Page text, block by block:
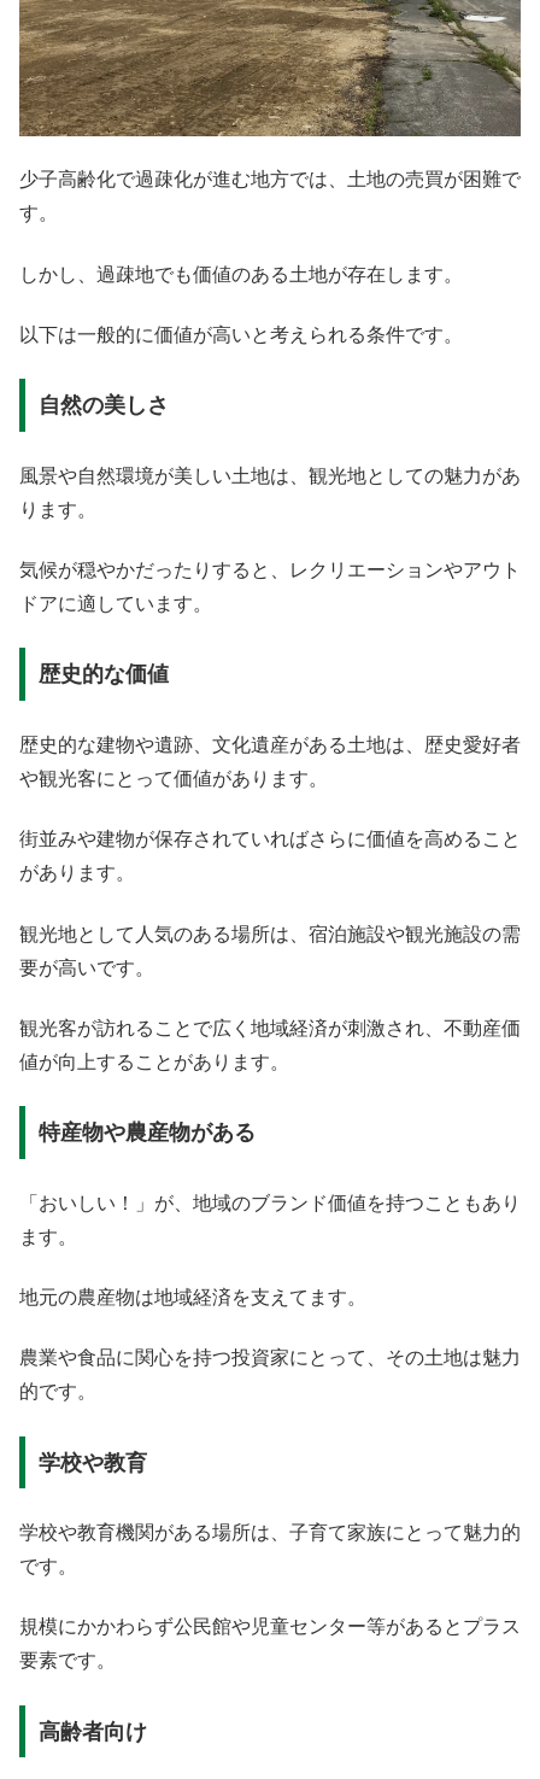
少子高齢化で過疎化が進む地方では、土地の売買が困難で
す。
しかし、過疎地でも価値のある土地が存在します。
以下は一般的に価値が高いと考えられる条件です。
自然の美しさ
風景や自然環境が美しい土地は、観光地としての魅力があ
ります。
気候が穏やかだったりすると、レクリエーションやアウト
ドアに適しています。
歴史的な価値
歴史的な建物や遺跡、文化遺産がある土地は、歴史愛好者
や観光客にとって価値があります。
街並みや建物が保存されていればさらに価値を高めること
があります。
観光地として人気のある場所は、宿泊施設や観光施設の需
要が高いです。
観光客が訪れることで広く地域経済が刺激され、不動産価
値が向上することがあります。
特産物や農産物がある
「おいしい！」が、地域のブランド価値を持つこともあり
ます。
地元の農産物は地域経済を支えてます。
農業や食品に関心を持つ投資家にとって、その土地は魅力
的です。
学校や教育
学校や教育機関がある場所は、子育て家族にとって魅力的
です。
規模にかかわらず公民館や児童センター等があるとプラス
要素です。
高齢者向け